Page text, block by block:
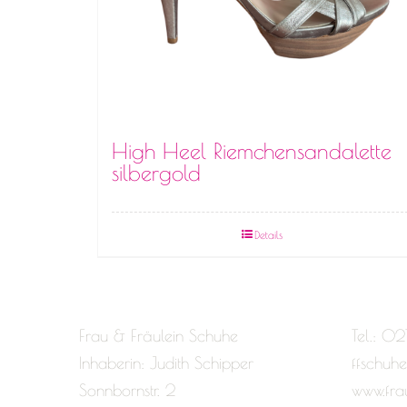
High Heel Riemchensandalette
silbergold
Details
Frau & Fräulein Schuhe
Inhaberin: Judith Schipper
Sonnbornstr. 2
Tel.: